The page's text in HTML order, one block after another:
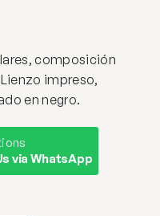
composición
impreso,
en negro.
via WhatsApp